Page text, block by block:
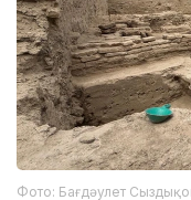
Фото: Бағдәулет